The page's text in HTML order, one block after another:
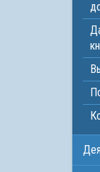
Данные о месте нахождения